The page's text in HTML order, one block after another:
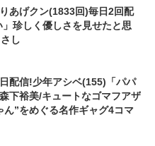
りあげクン(1833回)毎日2回配
珍しく優しさを見せたと思
し
日配信!少年アシベ(155)「パパ
下裕美/キュートなゴマフアザ
ん”をめぐる名作ギャグ4コマ